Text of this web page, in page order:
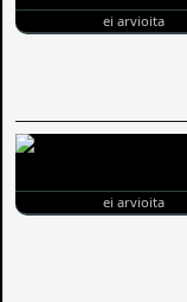
ei arvioita
ei arvioita